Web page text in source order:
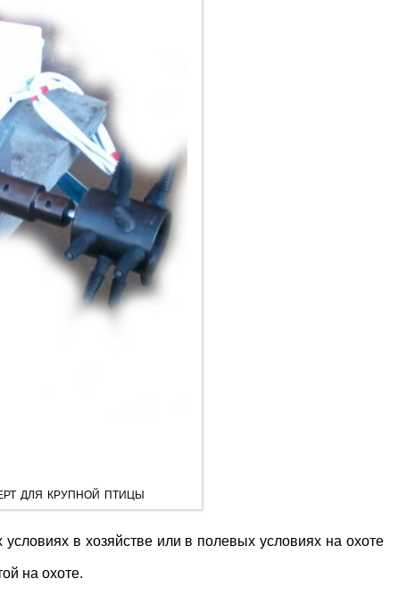
для крупной птицы
в хозяйстве или в полевых условиях на охоте
на охоте.